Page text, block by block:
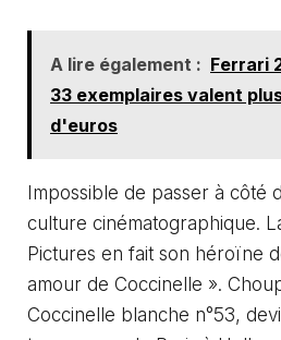
A lire également : Ferrari
33 exemplaires valent
d'euros
Impossible de passer à côté
culture cinématographique.
Pictures en fait son héroïne
amour de Coccinelle ».
Coccinelle blanche n°53,